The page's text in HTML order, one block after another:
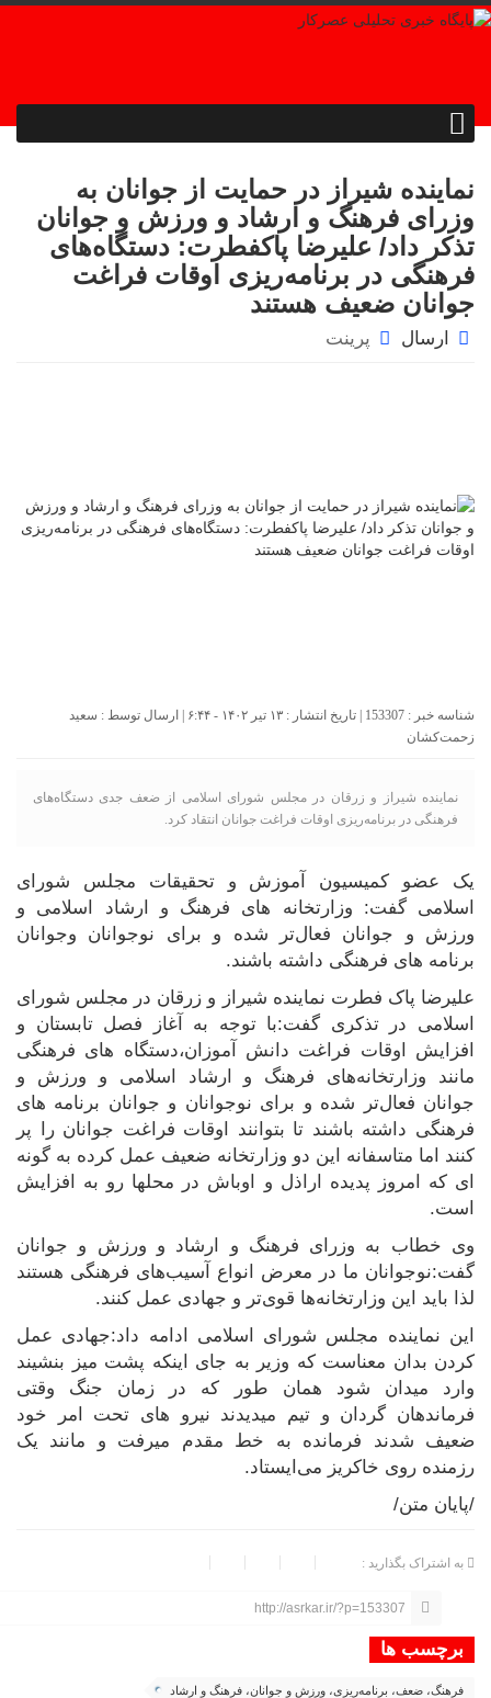
نماینده شیراز در حمایت از جوانان به
وزرای فرهنگ و ارشاد و ورزش و جوانان
تذکر داد/ علیرضا پاکفطرت: دستگاه‌های
فرهنگی در برنامه‌ریزی اوقات فراغت
جوانان ضعیف هستند
ارسال پرینت
شناسه خبر : 153307 | تاریخ انتشار : ۱۳ تیر ۱۴۰۲ - ۶:۴۴ | ارسال توسط :
سعید
زحمت‌کشان
نماینده شیراز و زرقان در مجلس شورای اسلامی از ضعف جدی دستگاه‌های
فرهنگی در برنامه‌ریزی اوقات فراغت جوانان انتقاد کرد.
یک عضو کمیسیون آموزش و تحقیقات مجلس شورای
اسلامی گفت: وزارتخانه های فرهنگ و ارشاد اسلامی و
ورزش و جوانان فعال‌تر شده و برای نوجوانان وجوانان
برنامه های فرهنگی داشته باشند.
علیرضا پاک فطرت نماینده شیراز و زرقان در مجلس شورای
اسلامی در تذکری گفت:با توجه به آغاز فصل تابستان و
افزایش اوقات فراغت دانش آموزان،دستگاه های فرهنگی
مانند وزارتخانه‌های فرهنگ و ارشاد اسلامی و ورزش و
جوانان فعال‌تر شده و برای نوجوانان و جوانان برنامه های
فرهنگی داشته باشند تا بتوانند اوقات فراغت جوانان را پر
کنند اما متاسفانه این دو وزارتخانه ضعیف عمل کرده به گونه
ای که امروز پدیده اراذل و اوباش در محلها رو به افزایش
است.
وی خطاب به وزرای فرهنگ و ارشاد و ورزش و جوانان
گفت:نوجوانان ما در معرض انواع آسیب‌های فرهنگی هستند
لذا باید این وزارتخانه‌ها قوی‌تر و جهادی عمل کنند.
این نماینده مجلس شورای اسلامی ادامه داد:جهادی عمل
کردن بدان معناست که وزیر به جای اینکه پشت میز بنشیند
وارد میدان شود همان طور که در زمان جنگ وقتی
فرماندهان گردان و تیم میدیدند نیرو های تحت امر خود
ضعیف شدند فرمانده به خط مقدم میرفت و مانند یک
رزمنده روی خاکریز می‌ایستاد.
/پایان متن/
به اشتراک بگذارید :
http://asrkar.ir/?p=153307
برچسب ها
فرهنگ، ضعف، برنامه‌ریزی، ورزش و جوانان، فرهنگ و ارشاد